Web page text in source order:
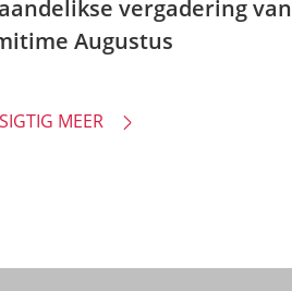
vergadering van
Augustus
MEER 